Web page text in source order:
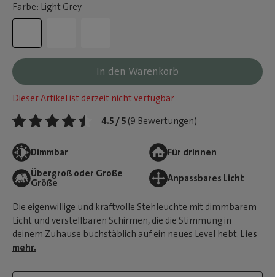
Farbe: Light Grey
In den Warenkorb
Dieser Artikel ist derzeit nicht verfügbar
4.5 / 5 (9 Bewertungen)
Dimmbar
Für drinnen
Übergroß oder Große
Größe
Anpassbares Licht
Die eigenwillige und kraftvolle Stehleuchte mit dimmbarem
Licht und verstellbaren Schirmen, die die Stimmung in
deinem Zuhause buchstäblich auf ein neues Level hebt. Lies
mehr.